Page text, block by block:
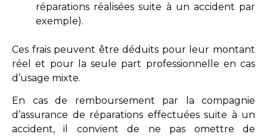
réparations réalisées suite à un accident par
exemple).
Ces frais peuvent être déduits pour leur montant
réel et pour la seule part professionnelle en cas
d’usage mixte.
En cas de remboursement par la compagnie
d’assurance de réparations effectuées suite à un
accident, il convient de ne pas omettre de